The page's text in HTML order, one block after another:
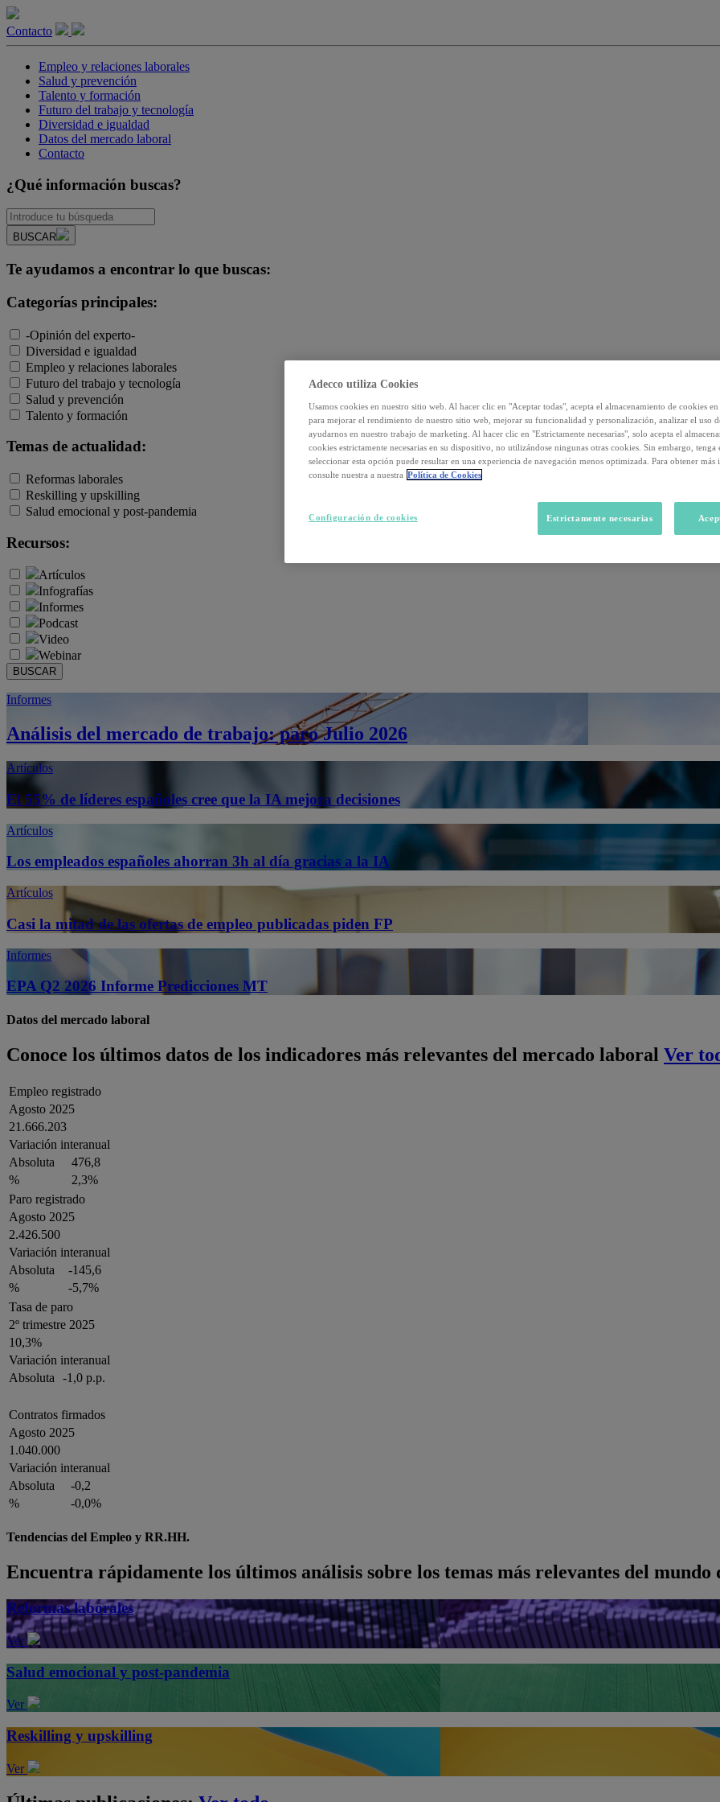
Contacto
Empleo y relaciones laborales
Salud y prevención
Talento y formación
Futuro del trabajo y tecnología
Diversidad e igualdad
Datos del mercado laboral
Contacto
¿Qué información buscas?
BUSCAR
Te ayudamos a encontrar lo que buscas:
Categorías principales:
-Opinión del experto-
Diversidad e igualdad
Empleo y relaciones laborales
Futuro del trabajo y tecnología
Salud y prevención
Talento y formación
Temas de actualidad:
Reformas laborales
Reskilling y upskilling
Salud emocional y post-pandemia
Recursos:
Artículos
Infografías
Informes
Podcast
Video
Webinar
BUSCAR
Informes
Análisis del mercado de trabajo: paro Julio 2026
Artículos
El 55% de líderes españoles cree que la IA mejora decisiones
Artículos
Los empleados españoles ahorran 3h al día gracias a la IA
Artículos
Casi la mitad de las ofertas de empleo publicadas piden FP
Informes
EPA Q2 2026 Informe Predicciones MT
Datos del mercado laboral
Conoce los últimos datos de los indicadores más relevantes del mercado laboral Ver
Empleo registrado
Agosto 2025
21.666.203
Variación interanual
Absoluta
476,8
%
2,3%
Paro registrado
Agosto 2025
2.426.500
Variación interanual
Absoluta
-145,6
%
-5,7%
Tasa de paro
2º trimestre 2025
10,3%
Variación interanual
Absoluta
-1,0 p.p.
Contratos firmados
Agosto 2025
1.040.000
Variación interanual
Absoluta
-0,2
%
-0,0%
Tendencias del Empleo y RR.HH.
Encuentra rápidamente los últimos análisis sobre los temas más relevantes del mundo
Reformas laborales
Ver
Salud emocional y post-pandemia
Ver
Reskilling y upskilling
Ver
Adecco utiliza Cookies
Usamos cookies en nuestro sitio web. Al hacer clic en "Aceptar todas", acepta el almacenamiento de cookies
para mejorar el rendimiento de nuestro sitio web, mejorar su funcionalidad y personalización, analizar el uso
ayudarnos en nuestro trabajo de marketing. Al hacer clic en "Estrictamente necesarias", solo acepta el
cookies estrictamente necesarias en su dispositivo, no utilizándose ningunas otras cookies. Sin embargo, tenga
seleccionar esta opción puede resultar en una experiencia de navegación menos optimizada. Para obtener
consulte nuestra a nuestra Política de Cookies
Estrictamente necesarias
Configuración de cookies